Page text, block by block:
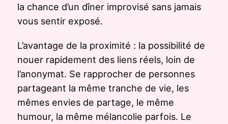
la chance d’un dîner improvisé sans jamais
vous sentir exposé.
L’avantage de la proximité : la possibilité de
nouer rapidement des liens réels, loin de
l’anonymat. Se rapprocher de personnes
partageant la même tranche de vie, les
mêmes envies de partage, le même
humour, la même mélancolie parfois. Le